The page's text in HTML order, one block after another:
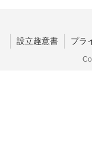
設立趣意書 プラ